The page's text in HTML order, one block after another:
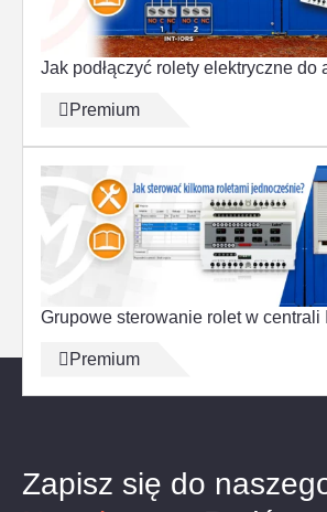
Jak podłączyć rolety elektryczne do
Premium
Grupowe sterowanie rolet w centrali
Premium
Zapisz się do